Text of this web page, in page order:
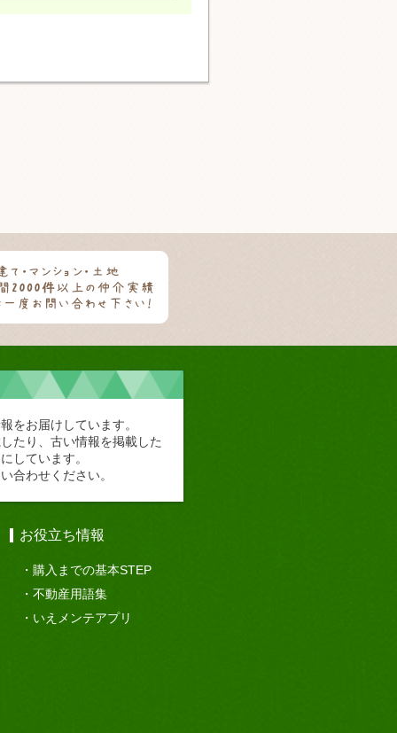
をお届けしています。
たり、古い情報を掲載した
しています。
合わせください。
お役立ち情報
購入までの基本STEP
不動産用語集
いえメンテアプリ